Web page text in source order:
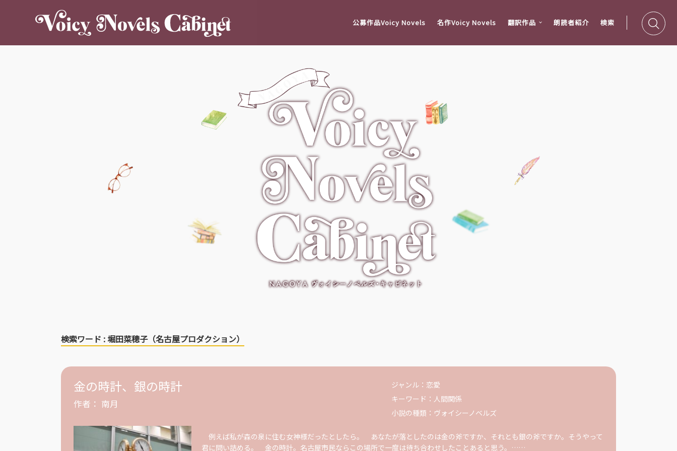
公募作品Voicy Novels 名作Voicy Novels 翻訳作品 朗読者紹介 検索
検索ワード : 堀田菜穂子（名古屋プロダクション）
金の時計、銀の時計
作者： 南月
ジャンル： 恋愛
キーワード： 人間関係
小説の種類： ヴォイシーノベルズ
例えば私が森の泉に住む女神様だったとしたら。 あなたが落としたのは金の斧ですか、それとも銀の斧ですか。そうやって
君に問い詰める。 金の時計。名古屋市民ならこの場所で一度は待ち合わせしたことあると思う。……